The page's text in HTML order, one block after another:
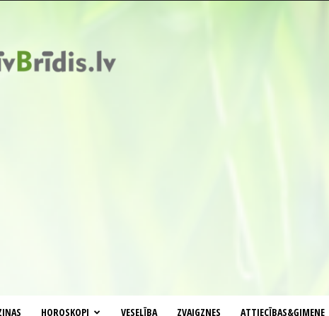
HOROSKOPI VESELĪBA ZVAIGZNES ATTIECĪBAS&ĢIMENE